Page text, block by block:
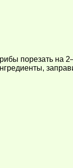
порезать на